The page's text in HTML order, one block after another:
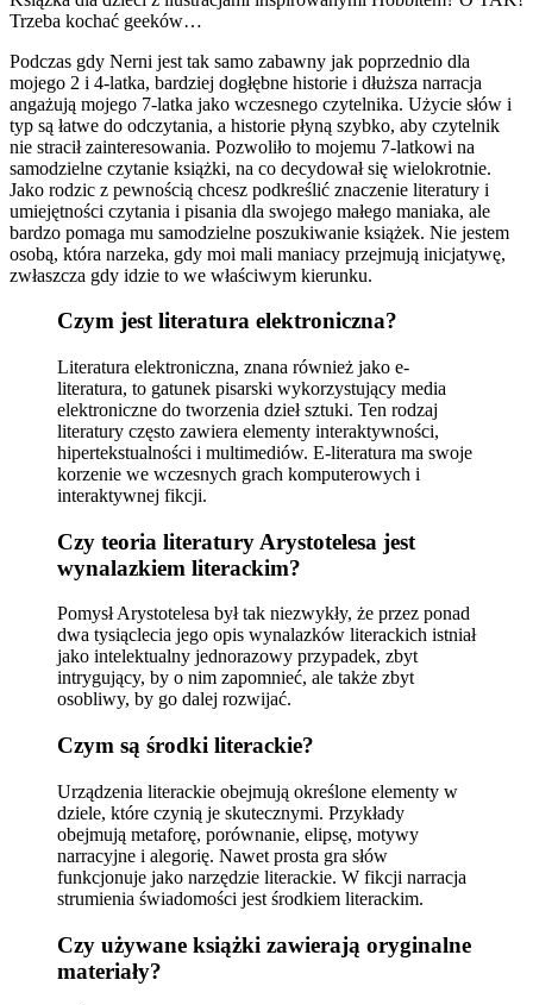
Trzeba kochać geeków…
Podczas gdy Nerni jest tak samo zabawny jak poprzednio dla
mojego 2 i 4-latka, bardziej dogłębne historie i dłuższa narracja
angażują mojego 7-latka jako wczesnego czytelnika. Użycie słów i
typ są łatwe do odczytania, a historie płyną szybko, aby czytelnik
nie stracił zainteresowania. Pozwoliło to mojemu 7-latkowi na
samodzielne czytanie książki, na co decydował się wielokrotnie.
Jako rodzic z pewnością chcesz podkreślić znaczenie literatury i
umiejętności czytania i pisania dla swojego małego maniaka, ale
bardzo pomaga mu samodzielne poszukiwanie książek. Nie jestem
osobą, która narzeka, gdy moi mali maniacy przejmują inicjatywę,
zwłaszcza gdy idzie to we właściwym kierunku.
Czym jest literatura elektroniczna?
Literatura elektroniczna, znana również jako e-
literatura, to gatunek pisarski wykorzystujący media
elektroniczne do tworzenia dzieł sztuki. Ten rodzaj
literatury często zawiera elementy interaktywności,
hipertekstualności i multimediów. E-literatura ma swoje
korzenie we wczesnych grach komputerowych i
interaktywnej fikcji.
Czy teoria literatury Arystotelesa jest
wynalazkiem literackim?
Pomysł Arystotelesa był tak niezwykły, że przez ponad
dwa tysiąclecia jego opis wynalazków literackich istniał
jako intelektualny jednorazowy przypadek, zbyt
intrygujący, by o nim zapomnieć, ale także zbyt
osobliwy, by go dalej rozwijać.
Czym są środki literackie?
Urządzenia literackie obejmują określone elementy w
dziele, które czynią je skutecznymi. Przykłady
obejmują metaforę, porównanie, elipsę, motywy
narracyjne i alegorię. Nawet prosta gra słów
funkcjonuje jako narzędzie literackie. W fikcji narracja
strumienia świadomości jest środkiem literackim.
Czy używane książki zawierają oryginalne
materiały?